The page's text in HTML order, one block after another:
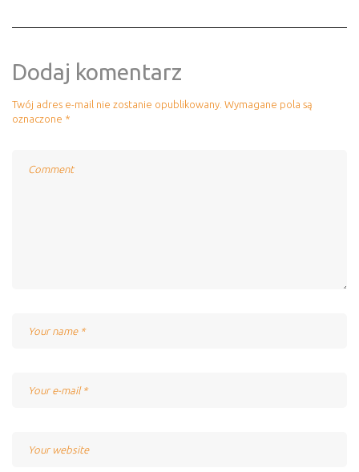
Dodaj komentarz
Twój adres e-mail nie zostanie opublikowany. Wymagane pola są
oznaczone *